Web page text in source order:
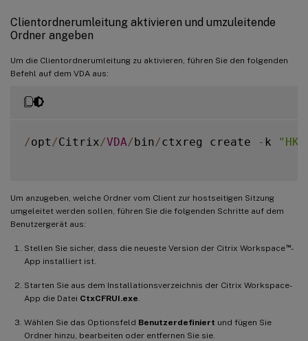
Clientordnerumleitung aktivieren und umzuleitende
Ordner angeben
Um die Clientordnerumleitung zu aktivieren, führen Sie den folgenden
Befehl auf dem VDA aus:
/opt /Citrix/VDA/bin/ctxreg create - k
Um anzugeben, welche Ordner vom Client zur hostseitigen Sitzung
umgeleitet werden sollen, führen Sie die folgenden Schritte auf dem
Benutzergerät aus:
Stellen Sie sicher, dass die neueste Version der Citrix Workspace™-
App installiert ist.
Starten Sie aus dem Installationsverzeichnis der Citrix Workspace-
App die Datei CtxCFRUI.exe
Wählen Sie das Optionsfeld Benutzerdefiniert und fügen Sie
Ordner hinzu, bearbeiten oder entfernen Sie sie.